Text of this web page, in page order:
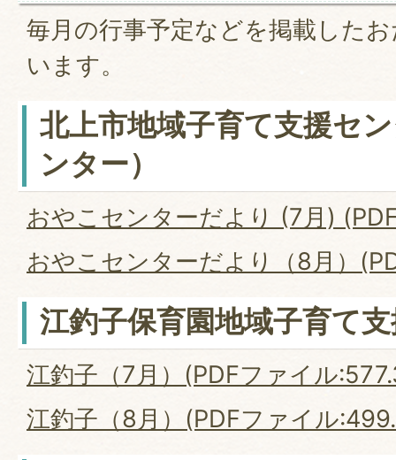
毎月の行事予定などを掲載した
います。
北上市地域子育て支援セ
ンター）
おやこセンターだより (7月)
おやこセンターだより（8月）
江釣子保育園地域子育て
江釣子（7月）(PDFファイル
江釣子（8月）(PDFファイル